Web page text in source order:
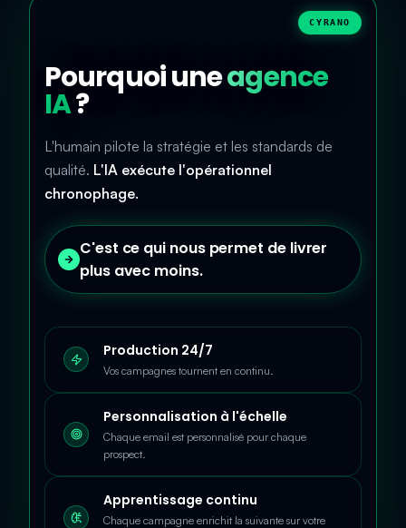
CYRANO
Pourquoi uneagence
IA?
L'humain pilote la stratégie et les standards de
qualité. L'IA exécute l'opérationnel
chronophage.
C'est ce qui nous permet de livrer
plus avec moins.
Production 24/7
Vos campagnes tournent en continu.
Personnalisation à l'échelle
Chaque email est personnalisé pour chaque
prospect.
Apprentissage continu
Chaque campagne enrichit la suivante sur votre